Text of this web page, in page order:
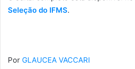
Seleção do IFMS.
Por GLAUCEA VACCARI